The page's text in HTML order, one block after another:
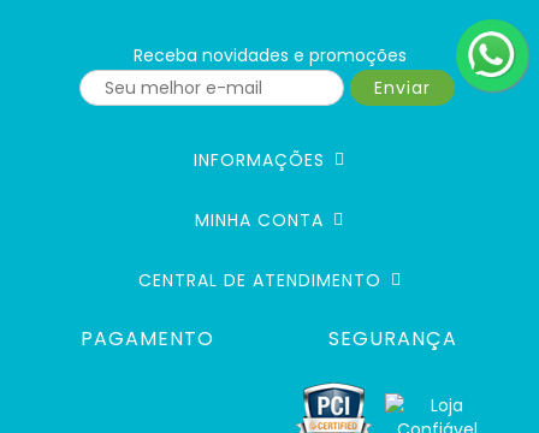
Receba novidades e promoções
Enviar
INFORMAÇÕES
MINHA CONTA
CENTRAL DE ATENDIMENTO
PAGAMENTO SEGURANÇA